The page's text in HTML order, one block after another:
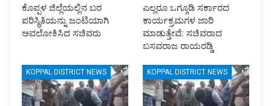
ಕೊಪ್ಪಳ ಜಿಲ್ಲೆಯಲ್ಲಿನ ಬರ
ಪರಿಸ್ಥಿತಿಯನ್ನು ಜಂಟಿಯಾಗಿ
ಅವಲೋಕಿಸಿದ ಸಚಿವರು
ಎಲ್ಲರೂ ಒಗ್ಗೂಡಿ ಸರ್ಕಾರದ
ಕಾರ್ಯಕ್ರಮಗಳ ಜಾರಿ
ಮಾಡುತ್ತೇವೆ: ಸಚಿವರಾದ
ಬಸವರಾಜ ರಾಯರಡ್ಡಿ
KOPPAL DISTRICT NEWS KOPPAL DISTRICT NEWS